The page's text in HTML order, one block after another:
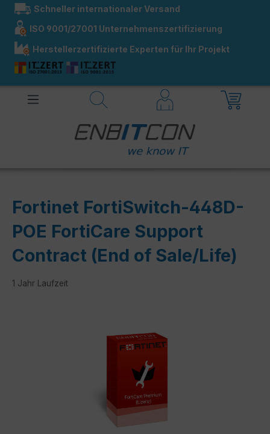
springen
Schneller internationaler Versand
ISO 9001/27001 Unternehmenszertifizierung
Herstellerzertifizierte Experten für Ihr Projekt
Fortinet FortiSwitch-448D-
POE FortiCare Support
Contract (End of Sale/Life)
1 Jahr Laufzeit